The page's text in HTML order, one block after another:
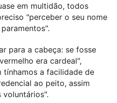
em multidão, todos
"perceber o seu nome
para a cabeça: se fosse
era cardeal",
tínhamos a facilidade de
ao peito, assim